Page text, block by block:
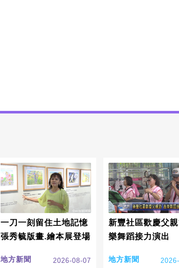
一刀一刻留住土地記憶
張秀毓版畫.繪本展登場
地方新聞 2026-08-07
新豐社區歡慶父
樂舞蹈接力演出
地方新聞